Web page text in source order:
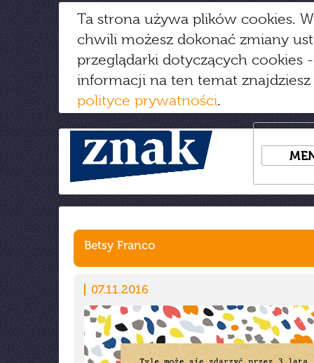
Ta strona używa plików cookies.
chwili możesz dokonać zmiany
przeglądarki dotyczących cookies
informacji na ten temat
polityce prywatności.
Betsy Franco
07.11.2016